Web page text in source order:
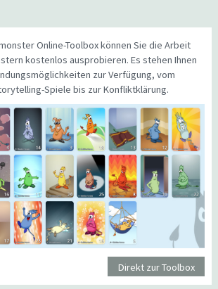
Online-Toolbox können Sie die Arbeit
kostenlos ausprobieren. Es stehen Ihnen
zur Verfügung, vom
Spiele bis zur Konfliktklärung.
Direkt zur Toolbox